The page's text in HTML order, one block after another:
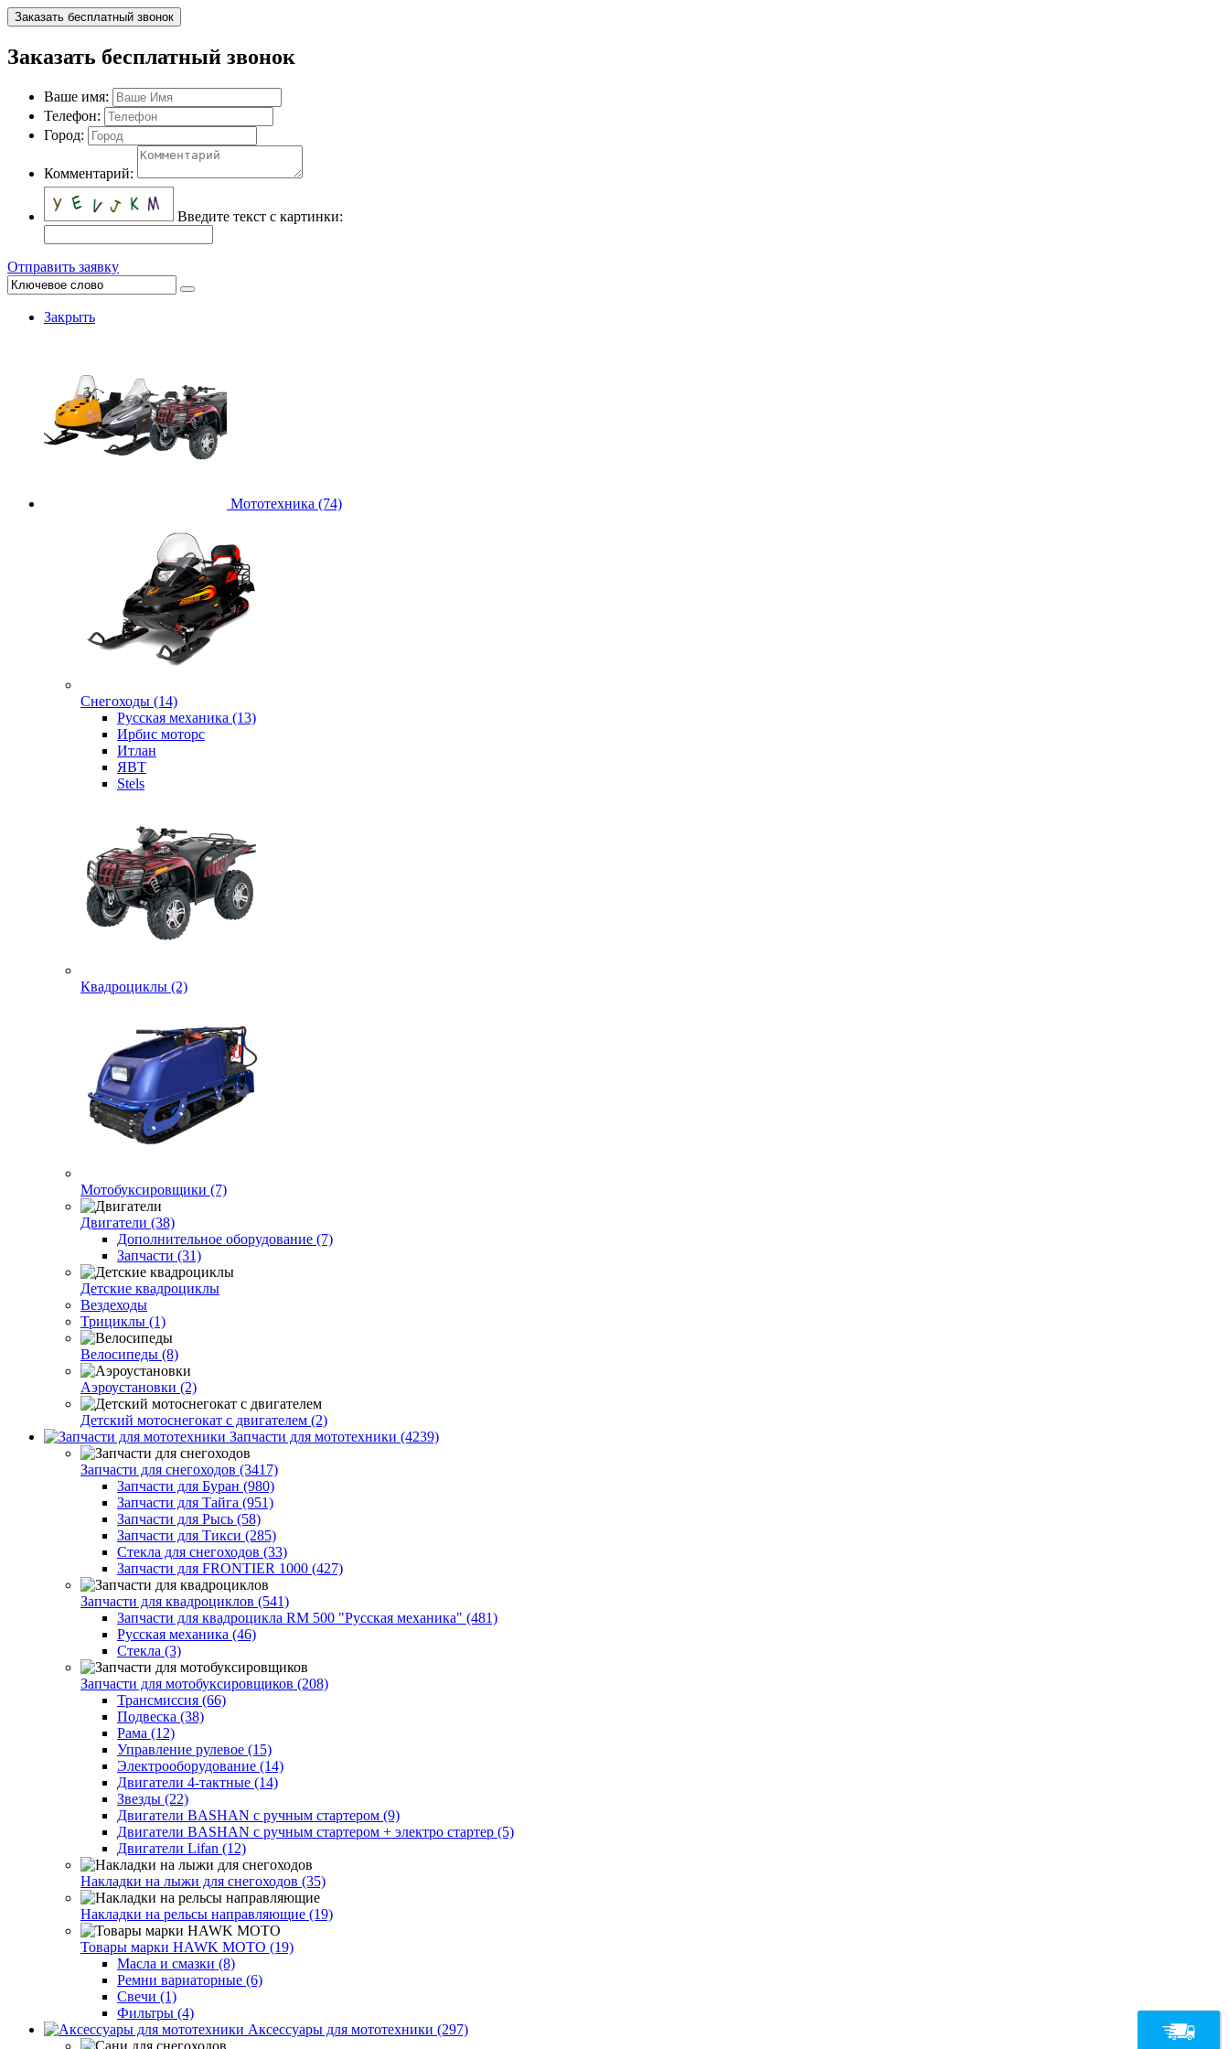
Заказать бесплатный звонок
Заказать бесплатный звонок
Ваше имя:
Телефон:
Город:
Комментарий:
Введите текст с картинки:
Отправить заявку
Закрыть
Мототехника (74)
Снегоходы (14)
Русская механика (13)
Ирбис моторс
Итлан
ЯВТ
Stels
Квадроциклы (2)
Мотобуксировщики (7)
Двигатели (38)
Дополнительное оборудование (7)
Запчасти (31)
Детские квадроциклы
Вездеходы
Трициклы (1)
Велосипеды (8)
Аэроустановки (2)
Детский мотоснегокат с двигателем (2)
Запчасти для мототехники (4239)
Запчасти для снегоходов (3417)
Запчасти для Буран (980)
Запчасти для Тайга (951)
Запчасти для Рысь (58)
Запчасти для Тикси (285)
Стекла для снегоходов (33)
Запчасти для FRONTIER 1000 (427)
Запчасти для квадроциклов (541)
Запчасти для квадроцикла RM 500 "Русская механика" (481)
Русская механика (46)
Стекла (3)
Запчасти для мотобуксировщиков (208)
Трансмиссия (66)
Подвеска (38)
Рама (12)
Управление рулевое (15)
Электрооборудование (14)
Двигатели 4-тактные (14)
Звезды (22)
Двигатели BASHAN с ручным стартером (9)
Двигатели BASHAN с ручным стартером + электро стартер (5)
Двигатели Lifan (12)
Накладки на лыжи для снегоходов (35)
Накладки на рельсы направляющие (19)
Товары марки HAWK MOTO (19)
Масла и смазки (8)
Ремни вариаторные (6)
Свечи (1)
Фильтры (4)
Аксессуары для мототехники (297)